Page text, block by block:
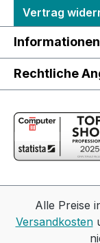
Vertrag
Informationen
Rechtliche
Alle Preise
Versandkosten